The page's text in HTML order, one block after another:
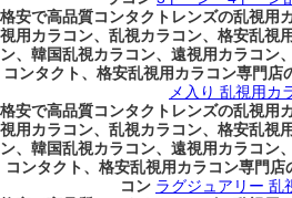
格安で高品質コンタクトレンズの乱視用
視用カラコン、乱視カラコン、格安乱視
ン、韓国乱視カラコン、遠視用カラコン
コンタクト、格安乱視用カラコン専門店
メ入り 乱視用カ
格安で高品質コンタクトレンズの乱視用
視用カラコン、乱視カラコン、格安乱視
ン、韓国乱視カラコン、遠視用カラコン
コンタクト、格安乱視用カラコン専門
コン ラグジュアリー 乱